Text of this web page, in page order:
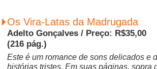
Os Vira-Latas da Madrugada
Adelto Gonçalves / Preço: R$35,00
(216 pág.)
Este é um romance de sons delicados e
histórias tristes. Em suas páginas, sopra